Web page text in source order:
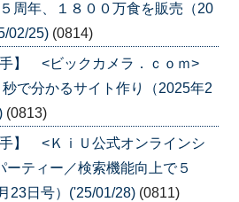
周年、１８００万食を販売（20
02/25) (0814)
手】 <ビックカメラ．ｃｏｍ>
で分かるサイト作り（2025年2
(0813)
手】 <ＫｉＵ公式オンラインシ
ティー／検索機能向上で５
23日号）('25/01/28) (0811)